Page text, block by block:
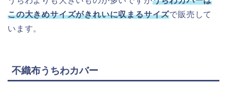
この大きめサイズがきれいに収まるサイズで販売して
います。
不織布うちわカバー